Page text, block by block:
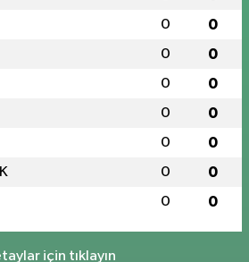
0 0
0 0
0 0
0 0
0 0
0 0
0 0
için tıklayın